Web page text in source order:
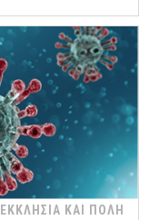
ΕΚΚΛΗΣΙΑ ΚΑΙ ΠΟΛΗ